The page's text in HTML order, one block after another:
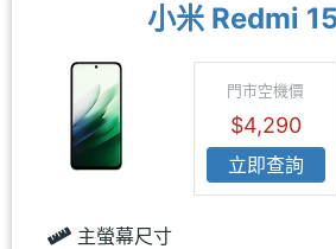
小米 Redmi
門市空機價
$4,290
立即查詢
主螢幕尺寸